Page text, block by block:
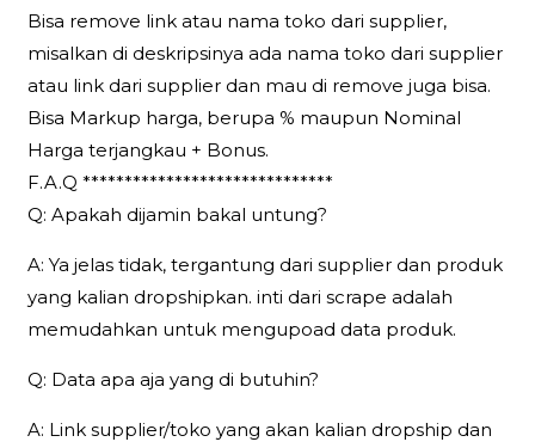
Bisa remove link atau nama toko dari supplier,
misalkan di deskripsinya ada nama toko dari supplier
atau link dari supplier dan mau di remove juga bisa.
Bisa Markup harga, berupa % maupun Nominal
Harga terjangkau + Bonus.
F.A.Q ******************************
Q: Apakah dijamin bakal untung?
A: Ya jelas tidak, tergantung dari supplier dan produk
yang kalian dropshipkan. inti dari scrape adalah
memudahkan untuk mengupoad data produk.
Q: Data apa aja yang di butuhin?
A: Link supplier/toko yang akan kalian dropship dan